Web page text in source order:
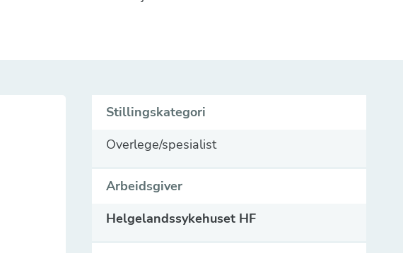
Stillingskategori
Overlege/spesialist
Arbeidsgiver
Helgelandssykehuset HF